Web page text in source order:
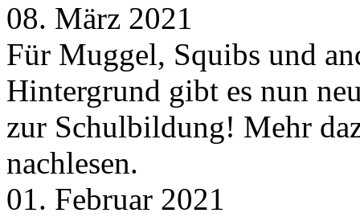
08. März 2021
Für Muggel, Squibs und
Hintergrund gibt es nun
zur Schulbildung! Mehr
nachlesen.
01. Februar 2021